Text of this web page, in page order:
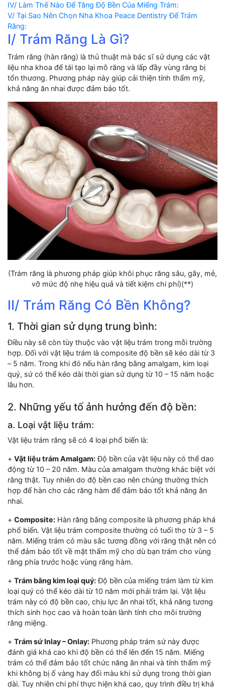
IV/ Làm Thế Nào Để Tăng Độ Bền Của Miếng Trám:
V/ Tại Sao Nên Chọn Nha Khoa Peace Dentistry Để Trám
Răng:
I/ Trám Răng Là Gì?
Trám răng (hàn răng) là thủ thuật mà bác sĩ sử dụng các vật
liệu nha khoa để tái tạo lại mô răng và lấp đầy vùng răng bị
tổn thương. Phương pháp này giúp cải thiện tính thẩm mỹ,
khả năng ăn nhai được đảm bảo tốt.
(Trám răng là phương pháp giúp khôi phục răng sâu, gãy, mẻ,
vỡ mức độ nhẹ hiệu quả và tiết kiệm chi phí)(**)
II/ Trám Răng Có Bền Không?
1. Thời gian sử dụng trung bình:
Điều này sẽ còn tùy thuộc vào vật liệu trám trong mỗi trường
hợp. Đối với vật liệu trám là composite độ bền sẽ kéo dài từ 3
– 5 năm. Trong khi đó nếu hàn răng bằng amalgam, kim loại
quý, sứ có thể kéo dài thời gian sử dụng từ 10 – 15 năm hoặc
lâu hơn.
2. Những yếu tố ảnh hưởng đến độ bền:
a. Loại vật liệu trám:
Vật liệu trám răng sẽ có 4 loại phổ biến là:
+ Vật liệu trám Amalgam:Độ bền của vật liệu này có thể dao
động từ 10 – 20 năm. Màu của amalgam thường khác biệt với
răng thật. Tuy nhiên do độ bền cao nên chúng thường thích
hợp để hàn cho các răng hàm để đảm bảo tốt khả năng ăn
nhai.
+ Composite: Hàn răng bằng composite là phương pháp khá
phổ biến. Vật liệu trám composite thường có tuổi thọ từ 3 – 5
năm. Miếng trám có màu sắc tương đồng với răng thật nên có
thể đảm bảo tốt về mặt thẩm mỹ cho dù bạn trám cho vùng
răng phía trước hoặc vùng răng hàm.
+ Trám bằng kim loại quý:Độ bền của miếng trám làm từ kim
loại quý có thể kéo dài từ 10 năm mới phải trám lại. Vật liệu
trám này có độ bền cao, chịu lực ăn nhai tốt, khả năng tương
thích sinh học cao và hoàn toàn lành tính cho môi trường
răng miệng.
+ Trám sứ Inlay – Onlay: Phương pháp trám sứ này được
đánh giá khá cao khi độ bền có thể lên đến 15 năm. Miếng
trám có thể đảm bảo tốt chức năng ăn nhai và tính thẩm mỹ
khi không bị ố vàng hay đổi màu khi sử dụng trong thời gian
dài. Tuy nhiên chi phí thực hiện khá cao, quy trình điều trị khá